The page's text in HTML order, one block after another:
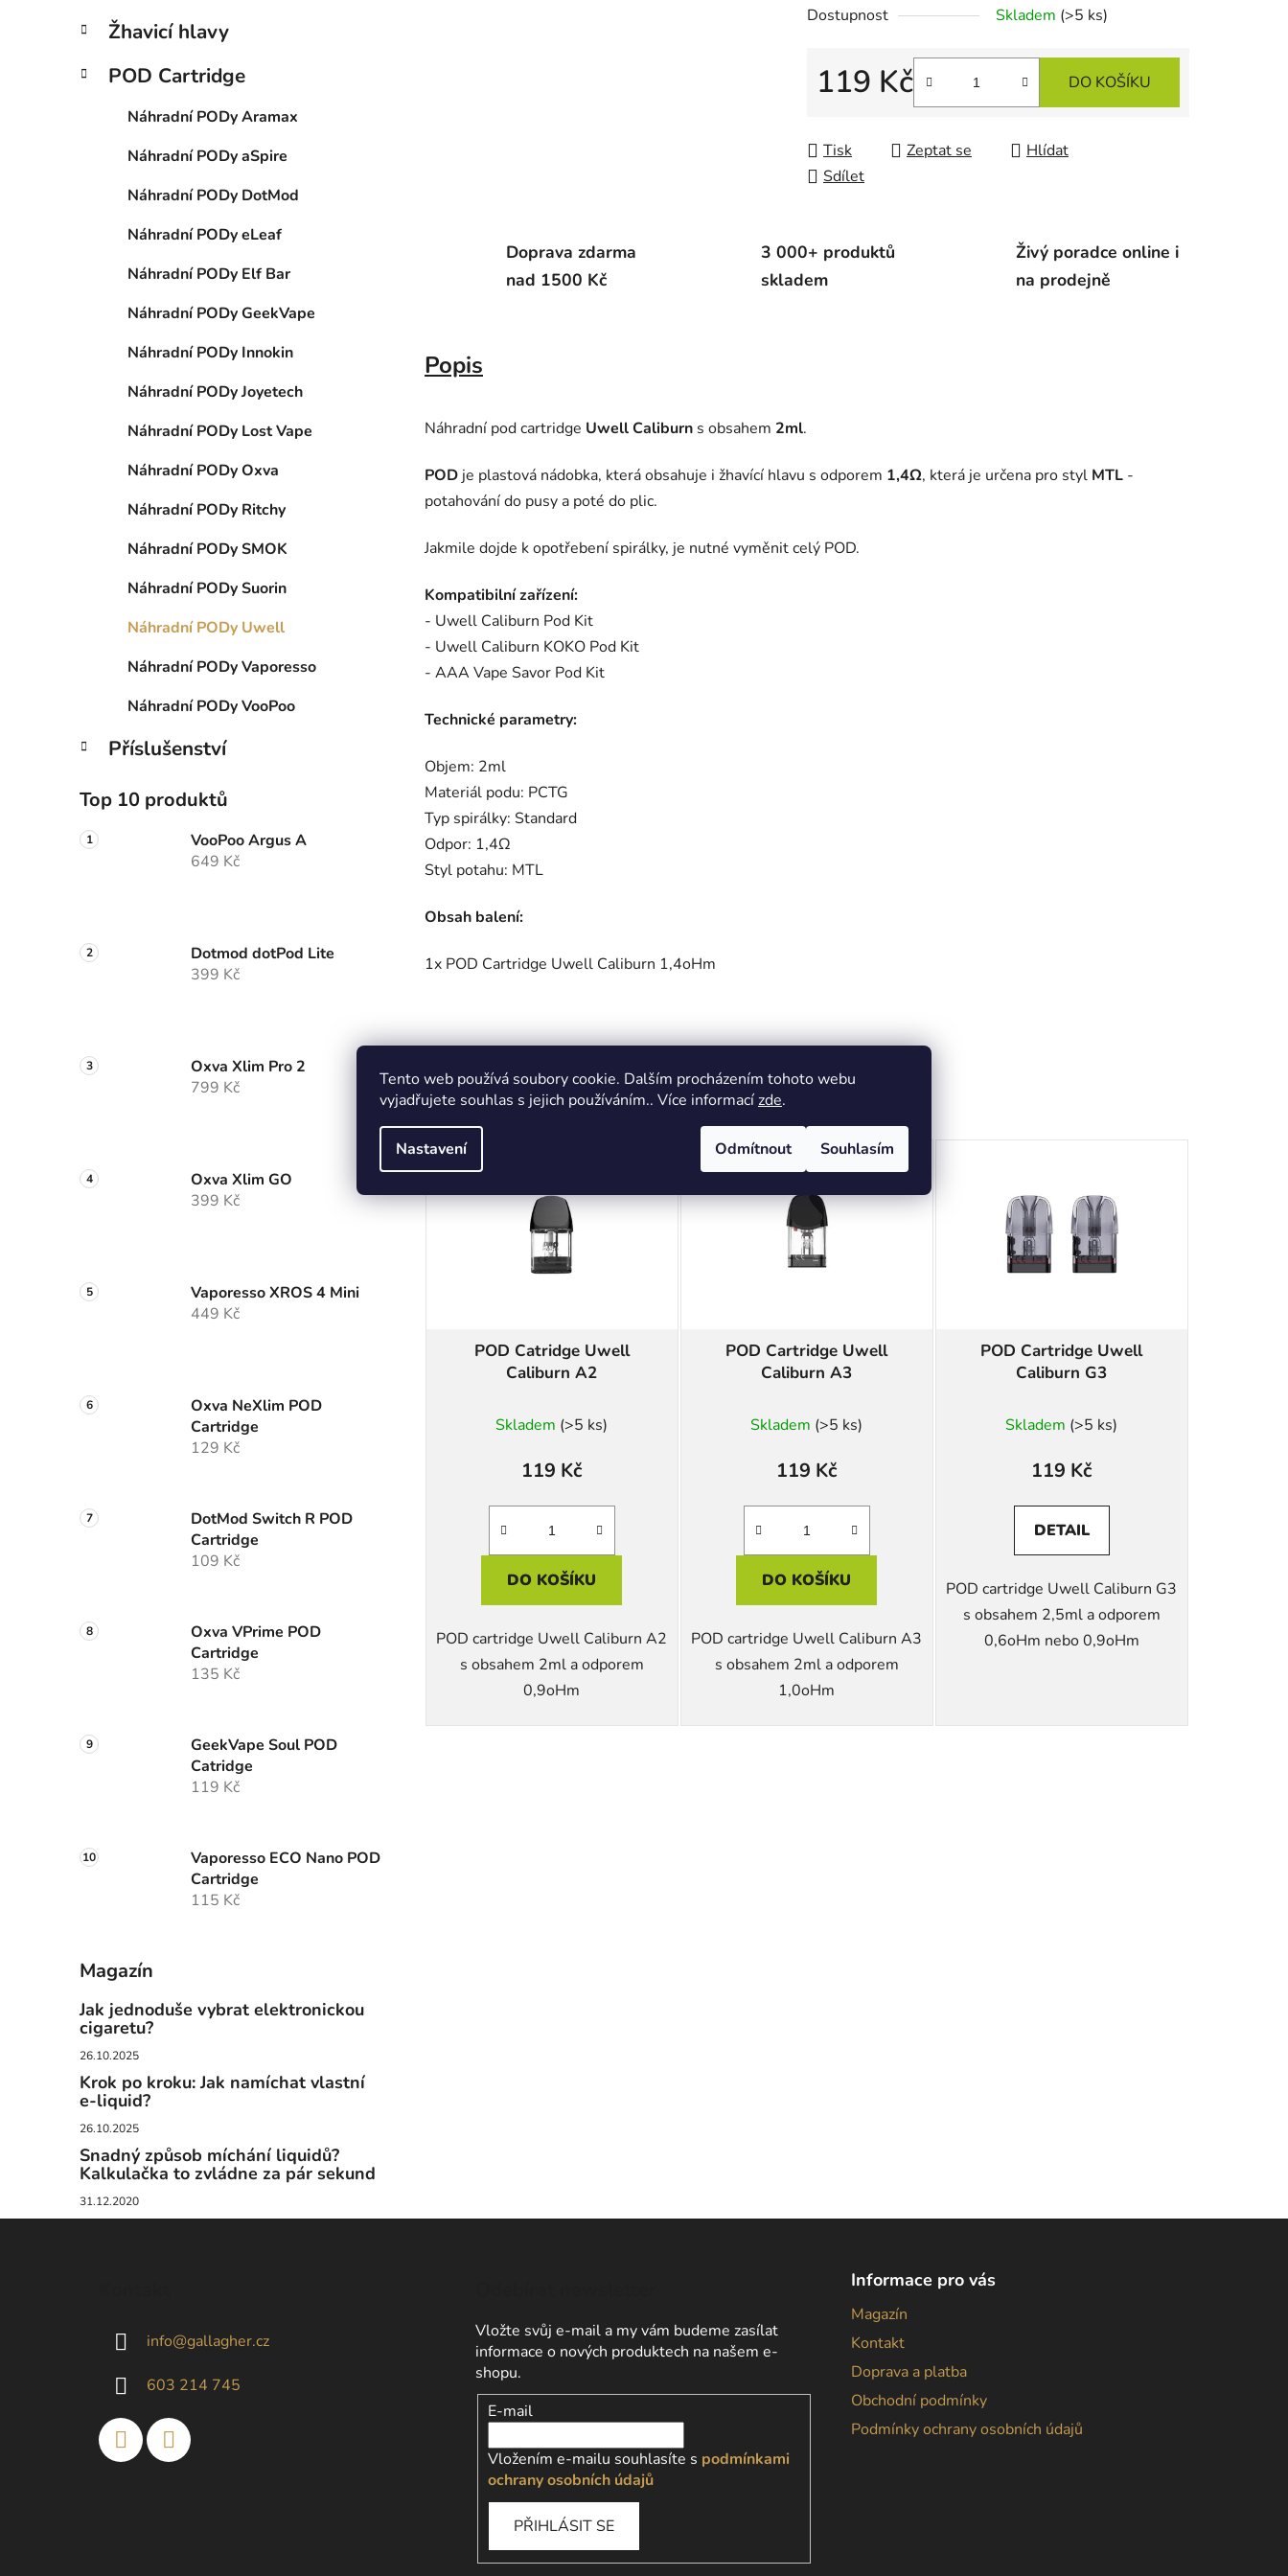
Tento web používá soubory cookie. Dalším procházením tohoto webu
vyjadřujete souhlas s jejich používáním.. Více informacízde.
Nastavení Odmítnout Souhlasím
p
n
Žhavicí hlavy
POD Cartridge
Náhradní PODy Aramax
Náhradní PODy aSpire
Náhradní PODy DotMod
Náhradní PODy eLeaf
Náhradní PODy Elf Bar
Náhradní PODy GeekVape
Náhradní PODy Innokin
Náhradní PODy Joyetech
Náhradní PODy Lost Vape
Náhradní PODy Oxva
Náhradní PODy Ritchy
Náhradní PODy SMOK
Náhradní PODy Suorin
Náhradní PODy Uwell
Náhradní PODy Vaporesso
Náhradní PODy VooPoo
Příslušenství
Top 10 produktů
VooPoo Argus A
649 Kč
Dotmod dotPod Lite
399 Kč
Oxva Xlim Pro 2
799 Kč
Oxva Xlim GO
399 Kč
Vaporesso XROS 4 Mini
449 Kč
Oxva NeXlim POD
Cartridge
129 Kč
DotMod Switch R POD
Cartridge
109 Kč
Oxva VPrime POD
Cartridge
135 Kč
GeekVape Soul POD
Catridge
119 Kč
Vaporesso ECO Nano POD
Cartridge
115 Kč
Magazín
Jak jednoduše vybrat elektronickou
cigaretu?
26.10.2025
Krok po kroku: Jak namíchat vlastní
e-liquid?
26.10.2025
Snadný způsob míchání liquidů?
Kalkulačka to zvládne za pár sekund
31.12.2020
z
hvězdiček.
Dostupnost Skladem (>5 ks)
119 Kč DO KOŠÍKU
Tisk Zeptat se
Hlídat
Sdílet
Doprava zdarma
nad 1500 Kč
3 000+ produktů
skladem
Živý poradce online i
na prodejně
Popis
Náhradní pod cartridge Uwell Caliburn s obsahem 2ml.
POD je plastová nádobka, která obsahuje i žhavící hlavu s odporem 1,4Ω, která je určena pro styl MTL -
potahování do pusy a poté do plic.
Jakmile dojde k opotřebení spirálky, je nutné vyměnit celý POD.
Kompatibilní zařízení:
- Uwell Caliburn Pod Kit
- Uwell Caliburn KOKO Pod Kit
- AAA Vape Savor Pod Kit
Technické parametry:
Objem: 2ml
Materiál podu: PCTG
Typ spirálky: Standard
Odpor: 1,4Ω
Styl potahu: MTL
Obsah balení:
1x POD Cartridge Uwell Caliburn 1,4oHm
Podobné produkty
POD Catridge Uwell
Caliburn A2
Skladem (>5 ks)
119 Kč
DO KOŠÍKU
POD cartridge Uwell Caliburn A2
s obsahem 2ml a odporem
0,9oHm
POD Cartridge Uwell
Caliburn A3
Skladem (>5 ks)
119 Kč
DO KOŠÍKU
POD cartridge Uwell Caliburn A3
s obsahem 2ml a odporem
1,0oHm
POD Cartridge Uwell
Caliburn G3
Skladem (>5 ks)
119 Kč
DETAIL
POD cartridge Uwell Caliburn G3
s obsahem 2,5ml a odporem
0,6oHm nebo 0,9oHm
info@gallagher.cz
603 214 745
Vložte svůj e-mail a my vám budeme zasílat
informace o nových produktech na našem e-
shopu.
E-mail
Vložením e-mailu souhlasíte s podmínkami
ochrany osobních údajů
PŘIHLÁSIT SE
Informace pro vás
Magazín
Kontakt
Doprava a platba
Obchodní podmínky
Podmínky ochrany osobních údajů